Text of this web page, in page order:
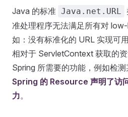
Java 的标准 Java.net.URL
准处理程序无法满足所有对
如：没有标准化的 URL 实现可
相对于 ServletContext 获取的
Spring 所需要的功能，例如检测
Spring 的 Resource 声明了访
力。